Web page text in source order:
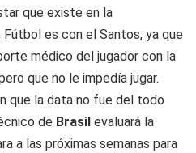
que existe en la
es con el Santos, ya que
médico del jugador con la
que no le impedía jugar.
que la data no fue del todo
de Brasil evaluará la
a las próximas semanas para